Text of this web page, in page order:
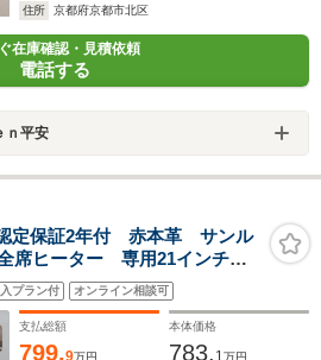
住所
京都府京都市北区
在庫確認・見積依頼
電話する
ｎ平安
定保証2年付 赤本革 サンル
ヒーター 専用21インチア
整 ハンドルヒーター スカ
ヘッドライト 2.0ETC
プラン付 オンライン相談可
支払総額
799.
本体価格
783.